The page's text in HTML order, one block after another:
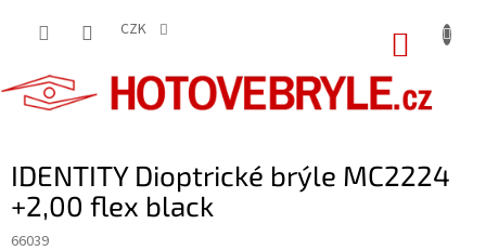
CZK
IDENTITY Dioptrické brýle MC2224
+2,00 flex black
66039